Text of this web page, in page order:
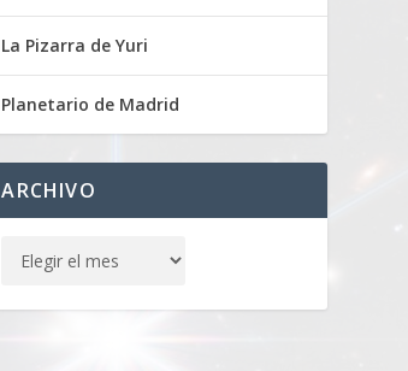
La Pizarra de Yuri
Planetario de Madrid
ARCHIVO